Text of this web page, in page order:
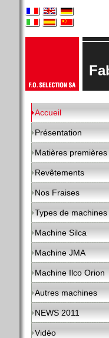
Accueil
Présentation
Matières premières
Revêtements
Nos Fraises
Types de machines
Machine Silca
Machine JMA
Machine Ilco Orion
Autres machines
NEWS 2011
Vidéo